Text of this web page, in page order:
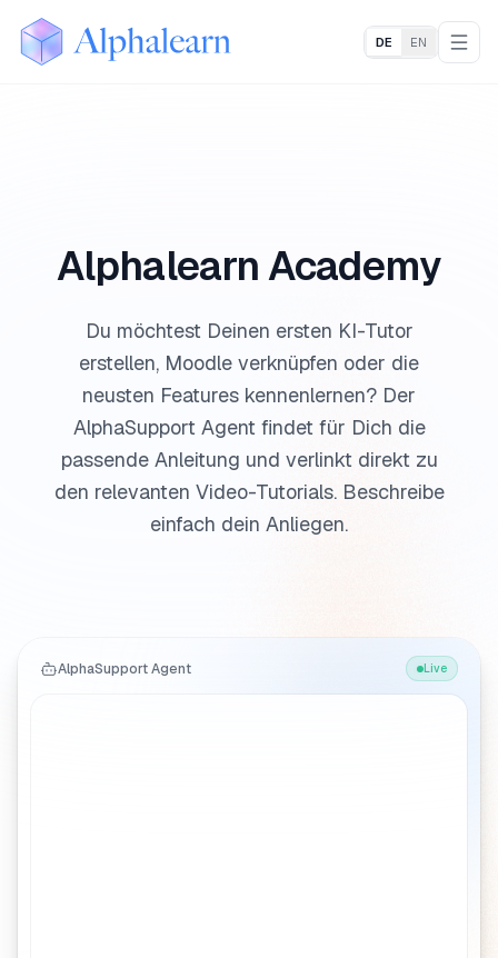
Alphalearn DE EN
Alphalearn Academy
Du möchtest Deinen ersten KI-Tutor
erstellen, Moodle verknüpfen oder die
neusten Features kennenlernen? Der
AlphaSupport Agent findet für Dich die
passende Anleitung und verlinkt direkt zu
den relevanten Video-Tutorials. Beschreibe
einfach dein Anliegen.
AlphaSupport Agent Live